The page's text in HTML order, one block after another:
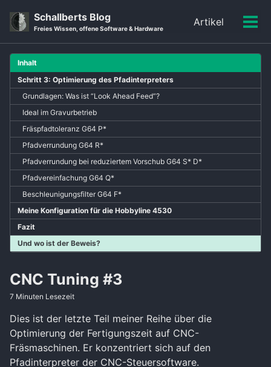
Skip
links
navigation
Schallberts Blog
Freies Wissen, offene Software & Hardware
Artikel
Inhalt
Schritt 3: Optimierung des Pfadinterpreters
Grundlagen: Was ist “Look Ahead Feed”?
Ideal im Gravurbetrieb
Fräspfadtoleranz G64 P*
Pfadverrundung G64 R*
Pfadverrundung bei reduziertem Vorschub G64 S* D*
Pfadvereinfachung G64 Q*
Beschleunigungsfilter G64 F*
Meine Konfiguration für die Hobbyline 4530
Fazit
Und wo ist der Beweis?
CNC Tuning #3
7 Minuten Lesezeit
Dies ist der letzte Teil meiner Reihe über die
Optimierung der Fertigungszeit auf CNC-
Fräsmaschinen. Er konzentriert sich auf den
Pfadinterpreter der CNC-Steuersoftware.